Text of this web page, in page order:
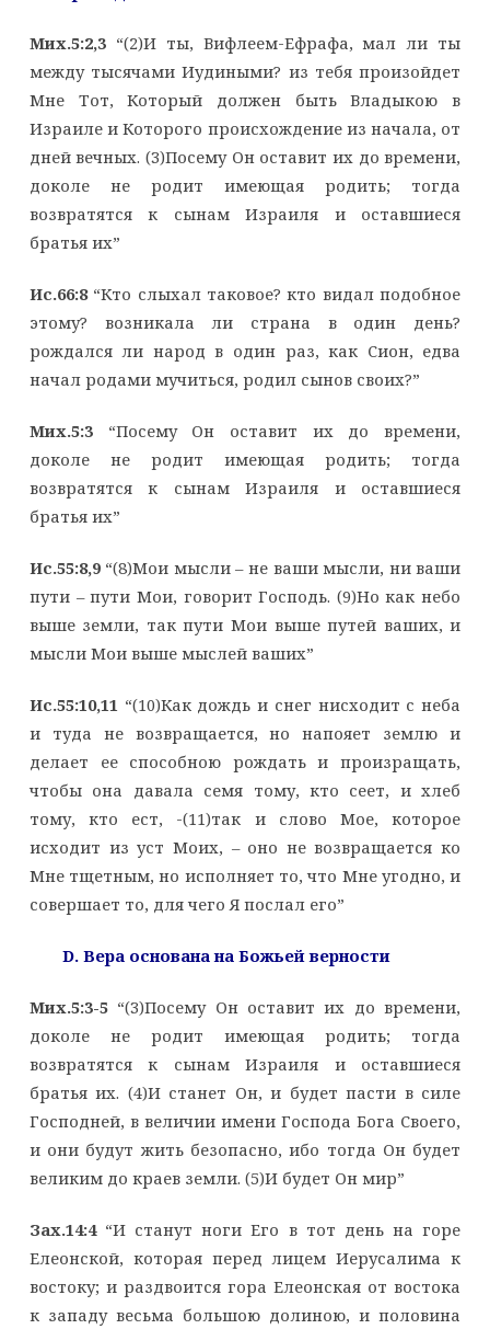
Мих.5:2,3 “(2)И ты, Вифлеем-Ефрафа, мал ли ты
между тысячами Иудиными? из тебя произойдет
Мне Тот, Который должен быть Владыкою в
Израиле и Которого происхождение из начала, от
дней вечных. (3)Посему Он оставит их до времени,
доколе не родит имеющая родить; тогда
возвратятся к сынам Израиля и оставшиеся
братья их”
Ис.66:8“Кто слыхал таковое? кто видал подобное
этому? возникала ли страна в один день?
рождался ли народ в один раз, как Сион, едва
начал родами мучиться, родил сынов своих?”
Мих.5:3 “Посему Он оставит их до времени,
доколе не родит имеющая родить; тогда
возвратятся к сынам Израиля и оставшиеся
братья их”
Ис.55:8,9 “(8)Мои мысли – не ваши мысли, ни ваши
пути – пути Мои, говорит Господь. (9)Но как небо
выше земли, так пути Мои выше путей ваших, и
мысли Мои выше мыслей ваших”
Ис.55:10,11 “(10)Как дождь и снег нисходит с неба
и туда не возвращается, но напояет землю и
делает ее способною рождать и произращать,
чтобы она давала семя тому, кто сеет, и хлеб
тому, кто ест, -(11)так и слово Мое, которое
исходит из уст Моих, – оно не возвращается ко
Мне тщетным, но исполняет то, что Мне угодно, и
совершает то, для чего Я послал его”
D. Вера основана на Божьей верности
Мих.5:3-5 “(3)Посему Он оставит их до времени,
доколе не родит имеющая родить; тогда
возвратятся к сынам Израиля и оставшиеся
братья их. (4)И станет Он, и будет пасти в силе
Господней, в величии имени Господа Бога Своего,
и они будут жить безопасно, ибо тогда Он будет
великим до краев земли. (5)И будет Он мир”
Зах.14:4“И станут ноги Его в тот день на горе
Елеонской, которая перед лицем Иерусалима к
востоку; и раздвоится гора Елеонская от востока
к западу весьма большою долиною, и половина